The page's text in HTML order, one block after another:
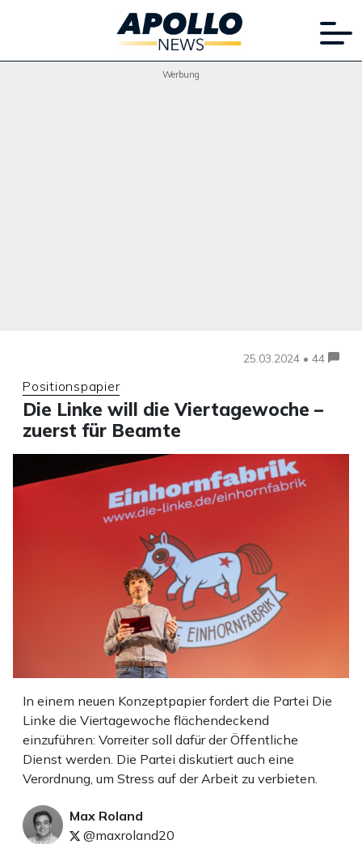
Werbung
25.03.2024 • 44
Positionspapier
Die Linke will die Viertagewoche –
zuerst für Beamte
In einem neuen Konzeptpapier fordert die Partei Die
Linke die Viertagewoche flächendeckend
einzuführen: Vorreiter soll dafür der Öffentliche
Dienst werden. Die Partei diskutiert auch eine
Verordnung, um Stress auf der Arbeit zu verbieten.
Max Roland
@maxroland20